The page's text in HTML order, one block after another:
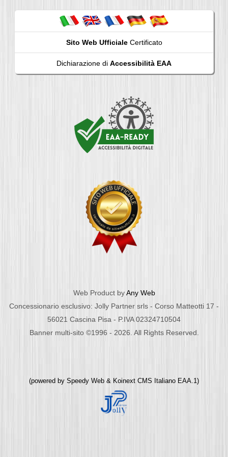
Sito Web UfficialeCertificato
Dichiarazione di Accessibilità EAA
Web Product byAny Web
Concessionario esclusivo: Jolly Partner srls - Corso Matteotti 17 -
56021 Cascina Pisa - P.IVA 02324710504
Banner multi-sito ©1996 - 2026. All Rights Reserved.
(powered by Speedy Web & Koinext CMS Italiano EAA.1)